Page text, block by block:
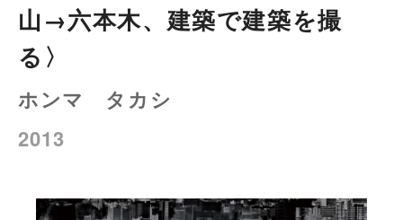
山→六本木、建築で建築を撮
る〉
ホンマ タカシ
2013